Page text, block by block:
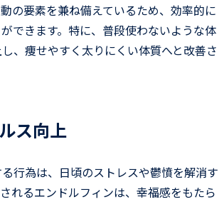
の要素を兼ね備えているため、効率的に
できます。特に、普段使わないような体
、痩せやすく太りにくい体質へと改善さ
ス向上
行為は、日頃のストレスや鬱憤を解消す
れるエンドルフィンは、幸福感をもたら